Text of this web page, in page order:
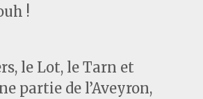
!
le Lot, le Tarn et
partie de l’Aveyron,